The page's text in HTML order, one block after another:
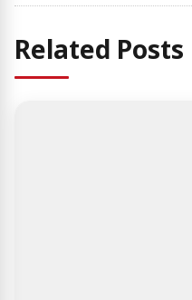
Related Posts